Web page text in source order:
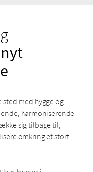
med hygge og
harmoniserende
sig tilbage til,
omkring et stort